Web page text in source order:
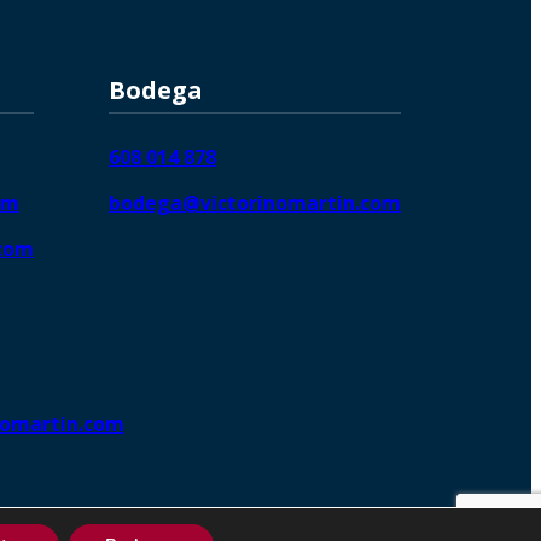
Bodega
608 014 878
bodega@victorinomartin.com
DigitalGrowthⓇ